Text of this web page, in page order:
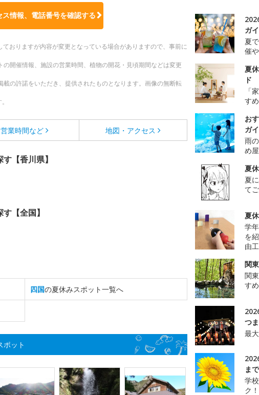
情報、電話番号を確認する
おりますが内容が変更となっている場合がありますので、事前に
開催情報、施設の営業時間、植物の開花・見頃期間などは変更
の許諾をいただき、提供されたものとなります。画像の無断転
営業時間など 地図・アクセス
【香川県】
【全国】
四国の夏休みスポット一覧へ
ポット
ガ
夏
催
夏
ド
「
す
お
ガ
雨
め
夏
夏
て
夏
学
を
由
関
関
す
つ
最
ま
学
ク